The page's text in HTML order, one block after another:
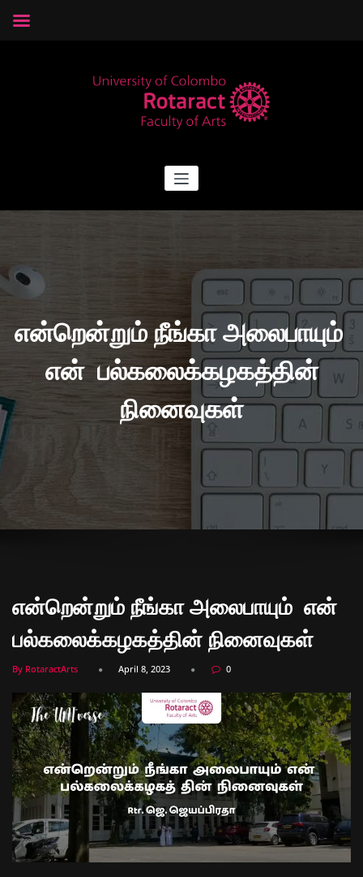
என்றென்றும் நீங்கா அலைபாயும்
என் பல்கலைக்கழகத்தின்
நினைவுகள்
என்றென்றும் நீங்கா அலைபாயும் என்
பல்கலைக்கழகத்தின் நினைவுகள்
By RotaractArts April 8, 2023 0